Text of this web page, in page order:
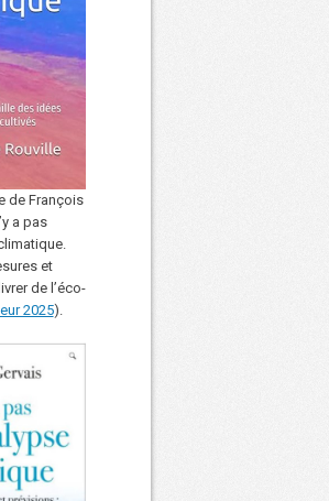
de François
a pas
et
de l’éco-
2025).